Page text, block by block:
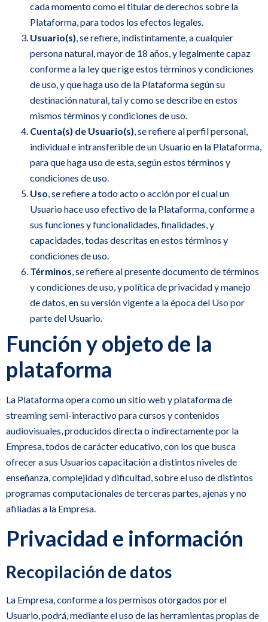
cada momento como el titular de derechos sobre la
Plataforma, para todos los efectos legales.
Usuario(s), se refiere, indistintamente, a cualquier
persona natural, mayor de 18 años, y legalmente capaz
conforme a la ley que rige estos términos y condiciones
de uso, y que haga uso de la Plataforma según su
destinación natural, tal y como se describe en estos
mismos términos y condiciones de uso.
Cuenta(s) de Usuario(s), se refiere al perfil personal,
individual e intransferible de un Usuario en la Plataforma,
para que haga uso de esta, según estos términos y
condiciones de uso.
Uso, se refiere a todo acto o acción por el cual un
Usuario hace uso efectivo de la Plataforma, conforme a
sus funciones y funcionalidades, finalidades, y
capacidades, todas descritas en estos términos y
condiciones de uso.
Términos, se refiere al presente documento de términos
y condiciones de uso, y política de privacidad y manejo
de datos, en su versión vigente a la época del Uso por
parte del Usuario.
Función y objeto de la
plataforma
La Plataforma opera como un sitio web y plataforma de
streaming semi-interactivo para cursos y contenidos
audiovisuales, producidos directa o indirectamente por la
Empresa, todos de carácter educativo, con los que busca
ofrecer a sus Usuarios capacitación a distintos niveles de
enseñanza, complejidad y dificultad, sobre el uso de distintos
programas computacionales de terceras partes, ajenas y no
afiliadas a la Empresa.
Privacidad e información
Recopilación de datos
La Empresa, conforme a los permisos otorgados por el
Usuario, podrá, mediante el uso de las herramientas propias de